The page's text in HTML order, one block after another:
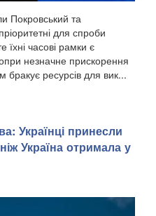
Покровський та
для спроби
часові рамки є
незначне прискорення
бракує ресурсів для вик...
Українці принесли
Україна отримала у